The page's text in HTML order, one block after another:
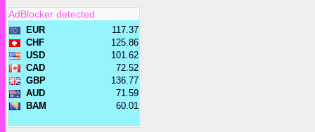
AdBlocker detected